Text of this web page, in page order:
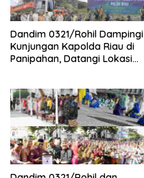
Dandim 0321/Rohil Dampingi
Kunjungan Kapolda Riau di
Panipahan, Datangi Lokasi